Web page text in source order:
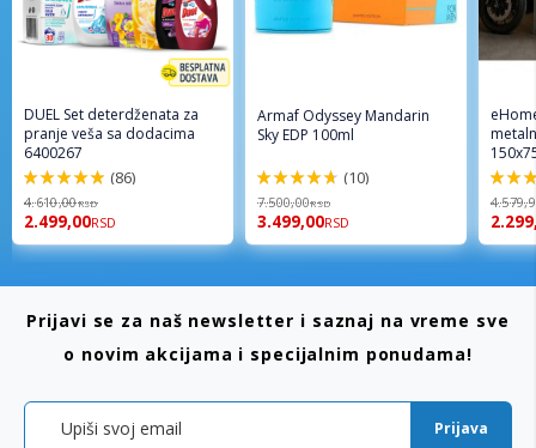
DUEL Set deterdženata za
pranje veša sa dodacima
6400267
98%
(86)
4.610,00RSD
2.499,00RSD
Armaf Odyssey Mandarin
Sky EDP 100ml
94%
(10)
7.500,00RSD
3.499,00RSD
96%
Prijavi se za naš newsletter i saznaj na vreme sve
o novim akcijama i specijalnim ponudama!
Prijava